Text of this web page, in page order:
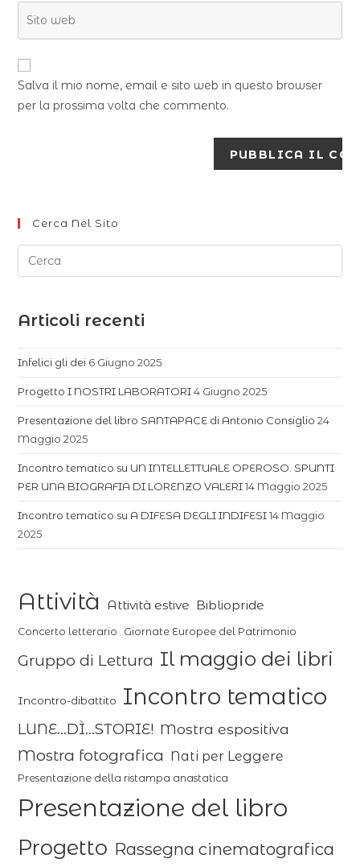
Salva il mio nome, email e sito web in questo browser
per la prossima volta che commento.
Cerca Nel Sito
Articoli recenti
Infelici gli dei 6 Giugno 2025
Progetto I NOSTRI LABORATORI 4 Giugno 2025
Presentazione del libro SANTAPACE di Antonio Consiglio 24
Maggio 2025
Incontro tematico su UN INTELLETTUALE OPEROSO. SPUNTI
PER UNA BIOGRAFIA DI LORENZO VALERI 14 Maggio 2025
Incontro tematico su A DIFESA DEGLI INDIFESI 14 Maggio
2025
Attività Attività estive Bibliopride
Concerto letterario Giornate Europee del Patrimonio
Gruppo di Lettura Il maggio dei libri
Incontro-dibattito Incontro tematico
LUNE...DÌ...STORIE! Mostra espositiva
Mostra fotografica Nati per Leggere
Presentazione della ristampa anastatica
Presentazione del libro
Progetto Rassegna cinematografica